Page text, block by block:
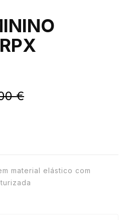
€
material elástico com